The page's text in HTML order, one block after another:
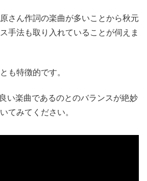
さん作詞の楽曲が多いことから秋元
手法も取り入れていることが伺えま
も特徴的です。
い楽曲であるのとのバランスが絶妙
てみてください。